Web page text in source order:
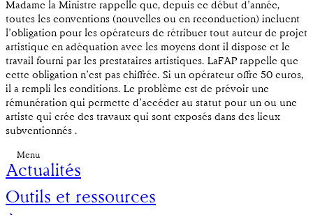
Madame la Ministre rappelle que, depuis ce début d’année,
toutes les conventions (nouvelles ou en reconduction) incluent
l’obligation pour les opérateurs de rétribuer tout auteur de projet
artistique en adéquation avec les moyens dont il dispose et le
travail fourni par les prestataires artistiques. LaFAP rappelle que
cette obligation n’est pas chiffrée. Si un opérateur offre 50 euros,
il a rempli les conditions. Le problème est de prévoir une
rémunération qui permette d’accéder au statut pour un ou une
artiste qui crée des travaux qui sont exposés dans des lieux
subventionnés .
Actualités
Outils et ressources
Menu